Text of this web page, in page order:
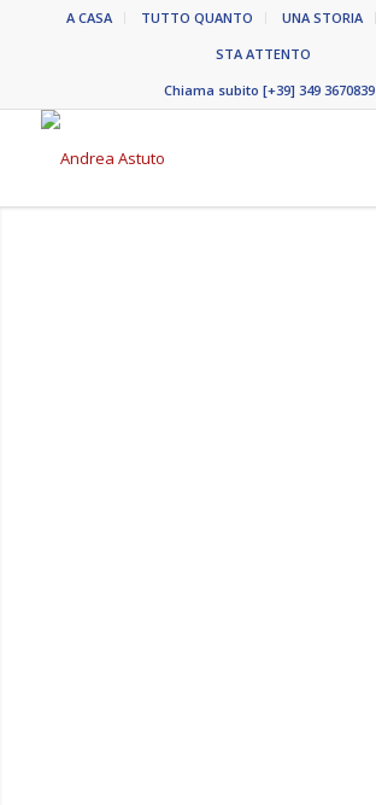
A CASA TUTTO QUANTO UNA STORIA
STA ATTENTO
Chiama subito [+39] 349 3670839